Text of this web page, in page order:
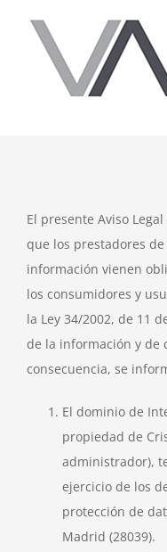
El presente Aviso
que los prestadores
información vienen
los consumidores y
la Ley 34/2002, de 11
de la información y de
consecuencia, se
El dominio de
propiedad de
administrador),
ejercicio de los
protección de
Madrid (28039).